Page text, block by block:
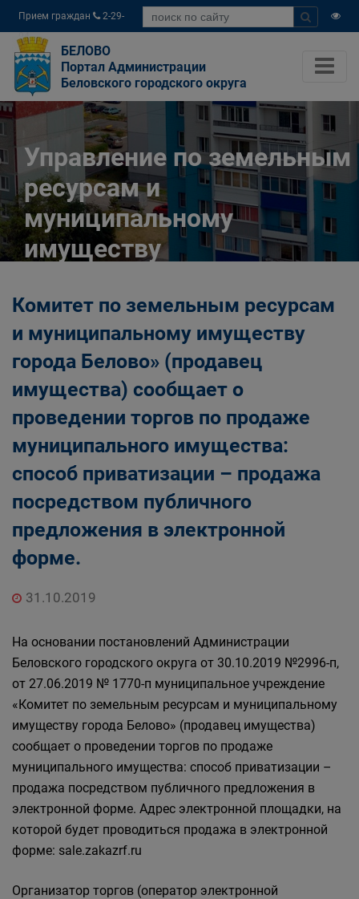
Прием граждан
2-29-
04
БЕЛОВО
Портал Администрации
Беловского городского округа
Управление по земельным
ресурсам и
муниципальному
имуществу
Беловского городского
округа
Населению
Структурные подразделения Администрации
Беловского городского округа
Управление по земельным ресурсам и
муниципальному имуществу Администрации
Беловского городского округа
Комитет по земельным ресурсам
и муниципальному имуществу
города Белово» (продавец
имущества) сообщает о
проведении торгов по продаже
муниципального имущества:
способ приватизации – продажа
посредством публичного
предложения в электронной
форме.
31.10.2019
На основании постановлений Администрации
Беловского городского округа от 30.10.2019 №2996-п,
от 27.06.2019 № 1770-п муниципальное учреждение
«Комитет по земельным ресурсам и муниципальному
имуществу города Белово» (продавец имущества)
сообщает о проведении торгов по продаже
муниципального имущества: способ приватизации –
продажа посредством публичного предложения в
электронной форме. Адрес электронной площадки, на
которой будет проводиться продажа в электронной
форме: sale.zakazrf.ru
Организатор торгов (оператор электронной